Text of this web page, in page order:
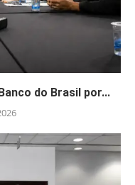
do Brasil por...